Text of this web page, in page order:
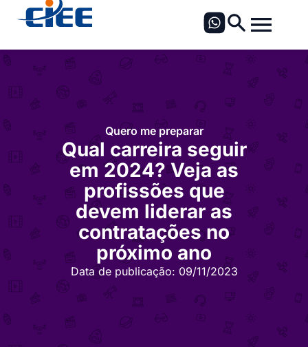
Quero me preparar
Qual carreira seguir
em 2024? Veja as
profissões que
devem liderar as
contratações no
próximo ano
Data de publicação: 09/11/2023